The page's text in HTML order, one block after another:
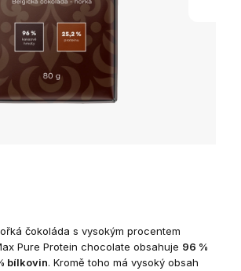
čokoláda s vysokým procentem
Pure Protein chocolate obsahuje 96 %
bílkovin. Kromě toho má vysoký obsah